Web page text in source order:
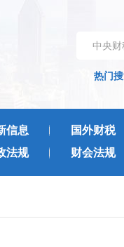
中央
热门
信息
国外财税
法规 财会法规